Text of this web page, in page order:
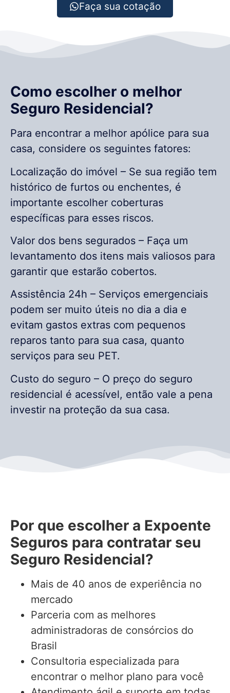
Faça sua cotação
Como escolher o melhor
Seguro Residencial?
Para encontrar a melhor apólice para sua
casa, considere os seguintes fatores:
Localização do imóvel – Se sua região tem
histórico de furtos ou enchentes, é
importante escolher coberturas
específicas para esses riscos.
Valor dos bens segurados – Faça um
levantamento dos itens mais valiosos para
garantir que estarão cobertos.
Assistência 24h – Serviços emergenciais
podem ser muito úteis no dia a dia e
evitam gastos extras com pequenos
reparos tanto para sua casa, quanto
serviços para seu PET.
Custo do seguro – O preço do seguro
residencial é acessível, então vale a pena
investir na proteção da sua casa.
Por que escolher a Expoente
Seguros para contratar seu
Seguro Residencial?
Mais de 40 anos de experiência no
mercado
Parceria com as melhores
administradoras de consórcios do
Brasil
Consultoria especializada para
encontrar o melhor plano para você